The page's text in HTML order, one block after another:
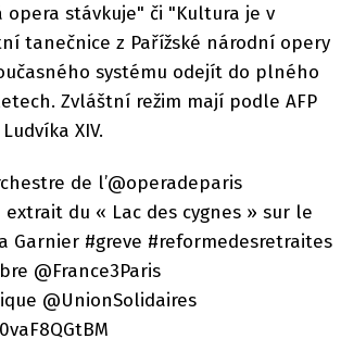
opera stávkuje" či "Kultura je v
tanečnice z Pařížské národní opery
systému odejít do plného
Zvláštní režim mají podle AFP
XIV.
de l’@operadeparis
du « Lac des cygnes » sur le
Garnier #greve #reformedesretraites
@France3Paris
@UnionSolidaires